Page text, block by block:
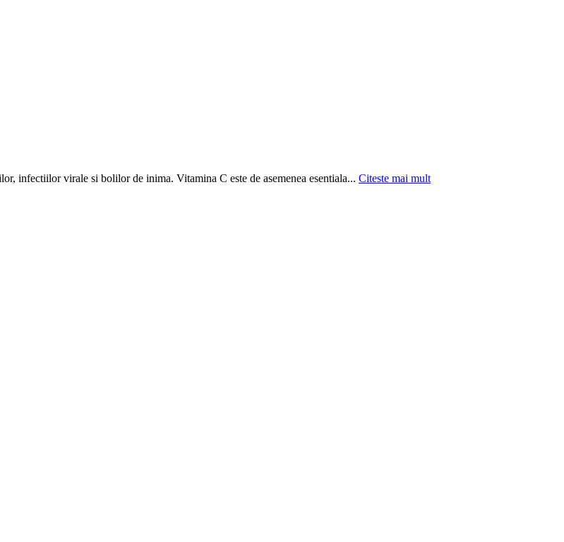
infectiilor virale si bolilor de inima. Vitamina C este de asemenea esentiala... Citeste mai mult